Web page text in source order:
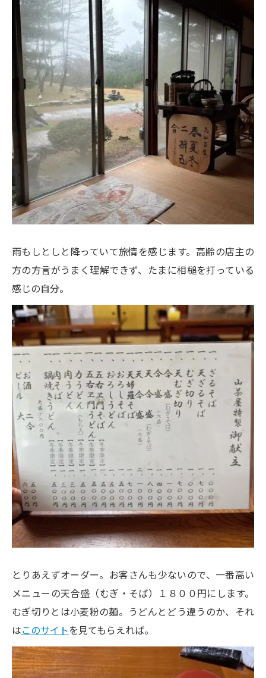
雨もしとしと降っていて旅情を感じます。高齢の店主の
方の方言がうまく理解できず、たまに相槌を打っている
感じの自分。
とりあえずオーダー。お客さんも少ないので、一番高い
メニューの天合盛（むぎ・そば）１８００円にします。
むぎ切りとは小麦粉の麺。うどんとどう違うのか、それ
はこのサイトを見てもらえれば。